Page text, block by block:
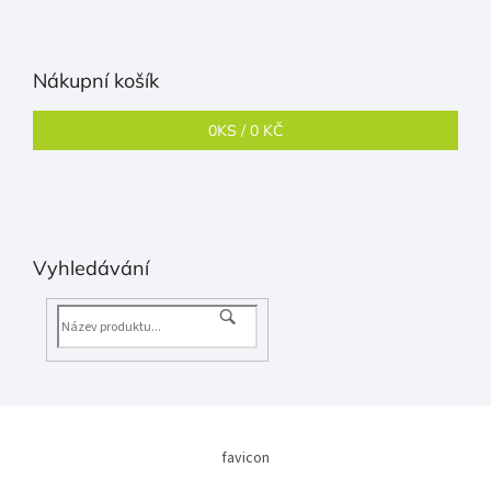
Nákupní košík
0KS /0 KČ
Vyhledávání
favicon